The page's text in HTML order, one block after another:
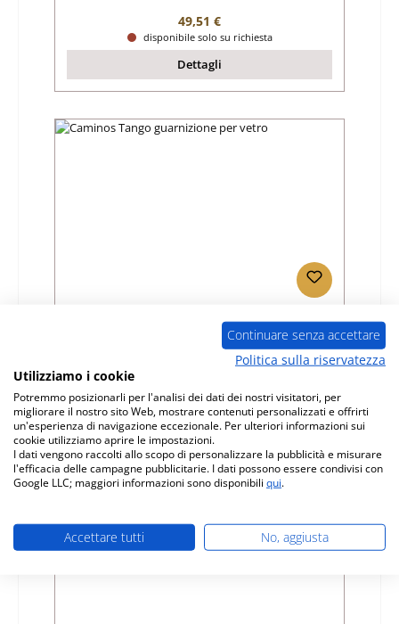
Prezzo normale:
49,51 €
disponibile solo su richiesta
Dettagli
01030965
Produttore: Caminos
Prezzo normale:
42,52 €
Disponibile, tempi di consegna: 4-6 giorni
Dettagli
Continuare senza accettare
Politica sulla riservatezza
Utilizziamo i cookie
Potremmo posizionarli per l'analisi dei dati dei nostri visitatori, per
migliorare il nostro sito Web, mostrare contenuti personalizzati e offrirti
un'esperienza di navigazione eccezionale. Per ulteriori informazioni sui
cookie utilizziamo aprire le impostazioni.
I dati vengono raccolti allo scopo di personalizzare la pubblicità e misurare
l'efficacia delle campagne pubblicitarie. I dati possono essere condivisi con
Google LLC; maggiori informazioni sono disponibili qui.
Accettare tutti No, aggiusta